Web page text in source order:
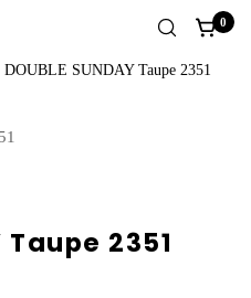
0
DOUBLE SUNDAY Taupe 2351
Taupe 2351